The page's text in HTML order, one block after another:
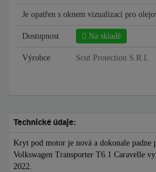
Je opatřen s oknem vizualizací pro
Dostupnost Na skladě
Výrobce Scut Protection S.R.L
Technické údaje:
Kryt pod motor je nová a dokonale padne
Volkswagen Transporter T6.1 Caravelle
2022.